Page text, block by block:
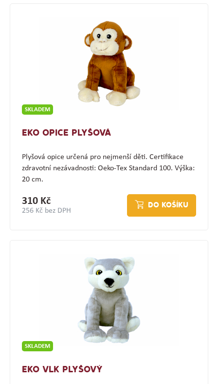
SKLADEM
EKO OPICE PLYŠOVÁ
Plyšová opice určená pro nejmenší děti. Certifikace
zdravotní nezávadnosti: Oeko-Tex Standard 100. Výška:
20 cm.
310 Kč
256 Kč bez DPH
DO KOŠÍKU
SKLADEM
EKO VLK PLYŠOVÝ